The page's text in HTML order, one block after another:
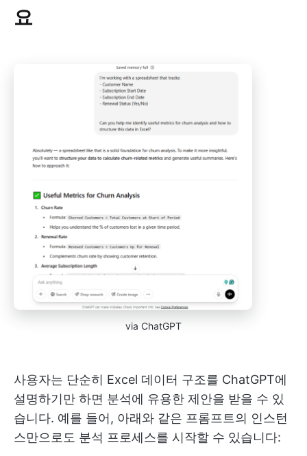
요
via ChatGPT
사용자는 단순히 Excel 데이터 구조를 ChatGPT에
설명하기만 하면 분석에 유용한 제안을 받을 수 있
습니다. 예를 들어, 아래와 같은 프롬프트의 인스턴
스만으로도 분석 프로세스를 시작할 수 있습니다: